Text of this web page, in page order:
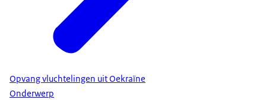
Opvang vluchtelingen uit Oekraïne
Onderwerp